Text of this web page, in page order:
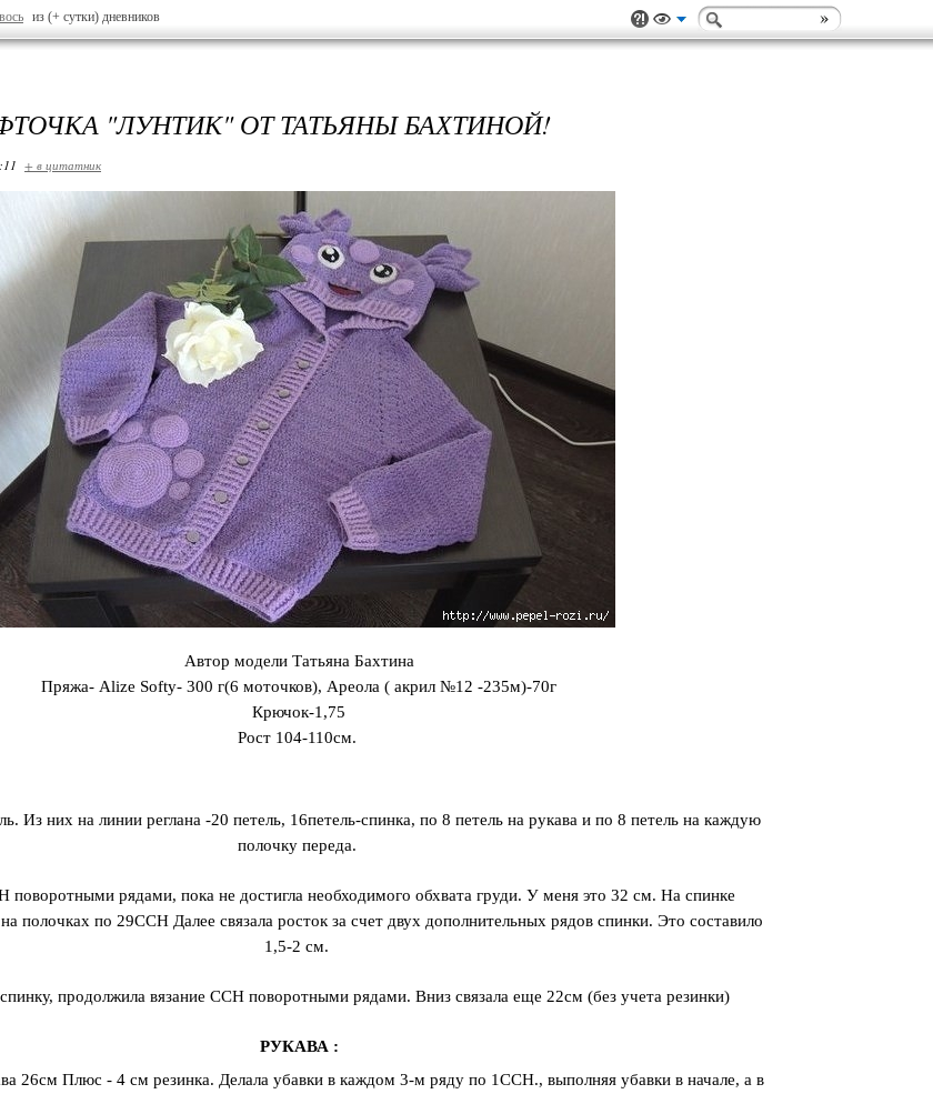
из (+ сутки) дневников
"ЛУНТИК" ОТ ТАТЬЯНЫ БАХТИНОЙ!
+ в цитатник
Автор модели Татьяна Бахтина
Пряжа- Alize Softy- 300 г(6 моточков), Ареола ( акрил №12 -235м)-70г
Крючок-1,75
Рост 104-110см.
Из них на линии реглана -20 петель, 16петель-спинка, по 8 петель на рукава и по 8 петель на каждую
полочку переда.
поворотными рядами, пока не достигла необходимого обхвата груди. У меня это 32 см. На спинке
полочках по 29ССН Далее связала росток за счет двух дополнительных рядов спинки. Это составило
1,5-2 см.
продолжила вязание ССН поворотными рядами. Вниз связала еще 22см (без учета резинки)
РУКАВА :
26см Плюс - 4 см резинка. Делала убавки в каждом 3-м ряду по 1ССН., выполняя убавки в начале, а в